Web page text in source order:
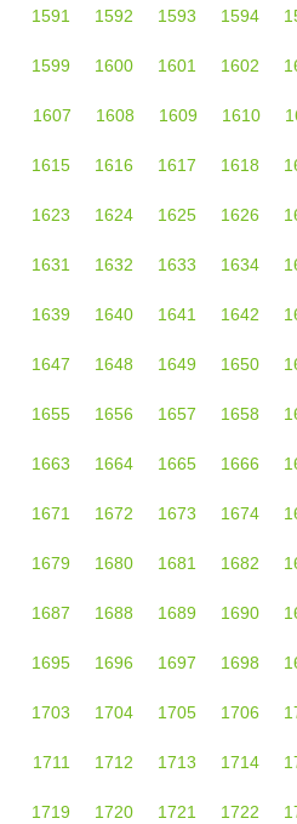
1591 1592 1593 1594
1599 1600 1601 1602
1607 1608 1609 1610
1615 1616 1617 1618
1623 1624 1625 1626
1631 1632 1633 1634
1639 1640 1641 1642
1647 1648 1649 1650
1655 1656 1657 1658
1663 1664 1665 1666
1671 1672 1673 1674
1679 1680 1681 1682
1687 1688 1689 1690
1695 1696 1697 1698
1703 1704 1705 1706
1711 1712 1713 1714
1719 1720 1721 1722